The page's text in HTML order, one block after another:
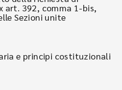
art. 392, comma 1-bis,
Sezioni unite
e principi costituzionali